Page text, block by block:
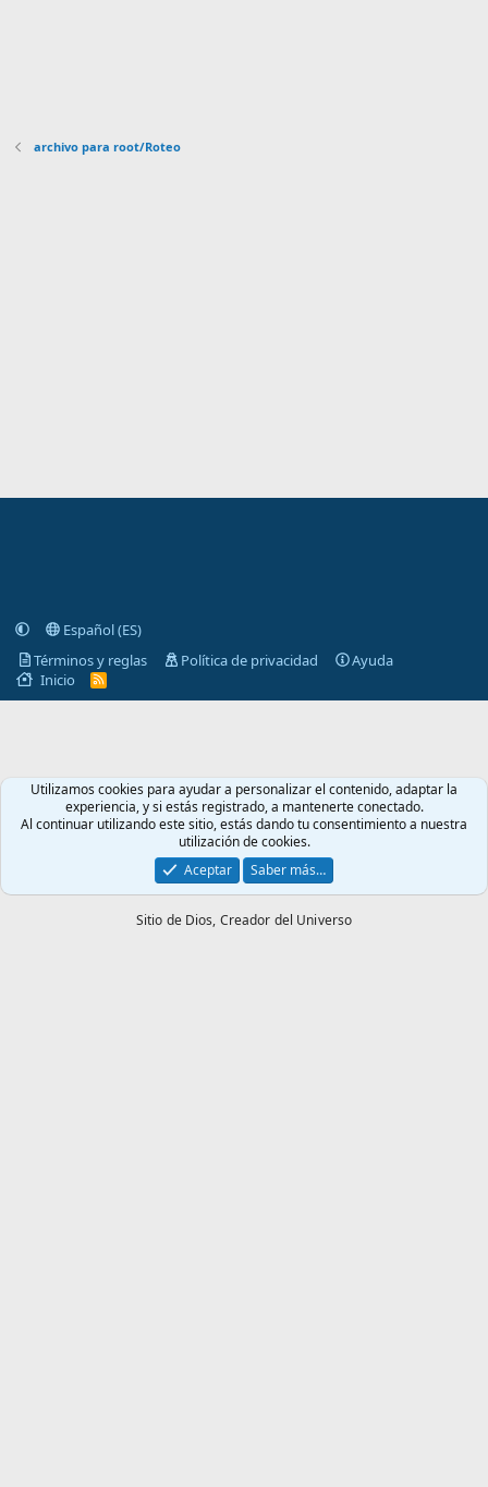
(
s
archivo para root/Roteo
Español (ES)
Términos y reglas
Política de privacidad
Ayuda
Inicio
R
S
Utilizamos cookies para ayudar a personalizar el contenido, adaptar la
experiencia, y si estás registrado, a mantenerte conectado.
Al continuar utilizando este sitio, estás dando tu consentimiento a nuestra
utilización de cookies.
Aceptar
Saber más…
Sitio de Dios, Creador del Universo